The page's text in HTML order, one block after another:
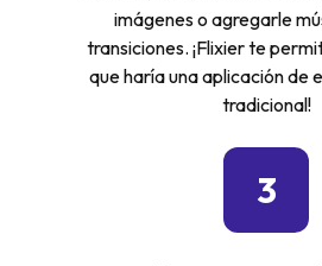
imágenes o agregarle
transiciones. ¡Flixier te
que haría una aplicación de
tradicional!
3